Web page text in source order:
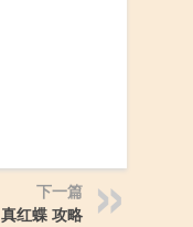
下一篇
真红蝶 攻略